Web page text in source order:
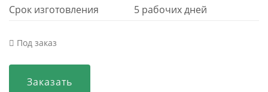
Срок изготовления
5 рабочих дней
Под заказ
Заказать